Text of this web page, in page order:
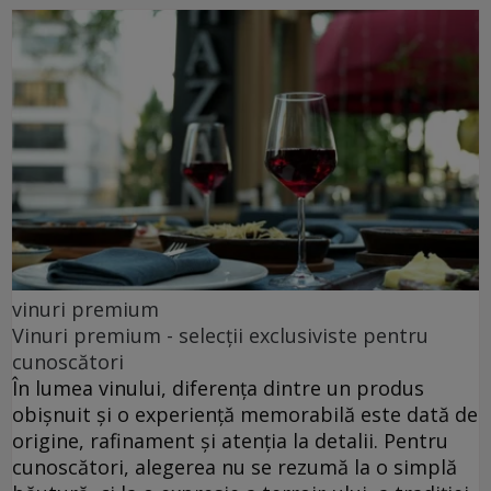
vinuri premium
Vinuri premium - selecții exclusiviste pentru
cunoscători
În lumea vinului, diferența dintre un produs
obișnuit și o experiență memorabilă este dată de
origine, rafinament și atenția la detalii. Pentru
cunoscători, alegerea nu se rezumă la o simplă